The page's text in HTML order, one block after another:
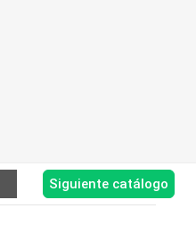
Siguiente catálogo